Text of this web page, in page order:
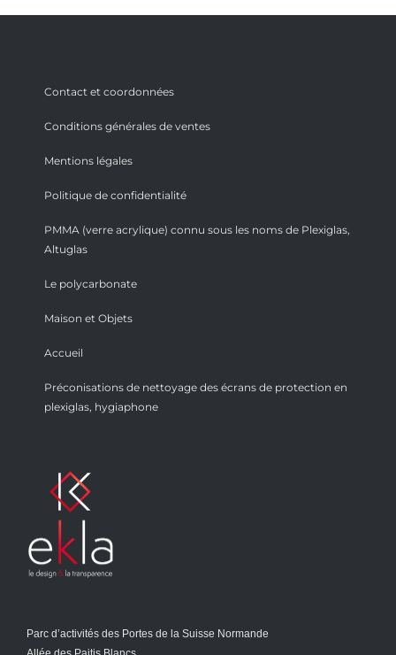
Contact et coordonnées
Conditions générales de ventes
Mentions légales
Politique de confidentialité
PMMA (verre acrylique) connu sous les noms de Plexiglas,
Altuglas
Le polycarbonate
Maison et Objets
Accueil
Préconisations de nettoyage des écrans de protection en
plexiglas, hygiaphone
Parc d’activités des Portes de la Suisse Normande